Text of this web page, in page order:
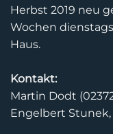
Herbst 2019 neu
Wochen
Haus.
Kontakt:
Martin Dodt
Engelbert Stunek,